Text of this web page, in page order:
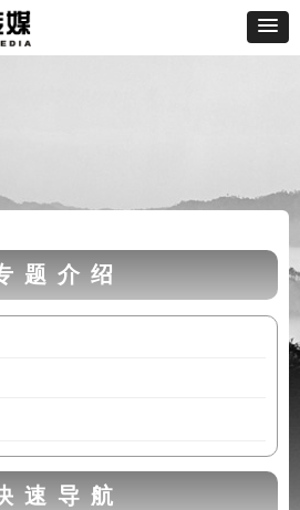
题 介 绍
速 导 航